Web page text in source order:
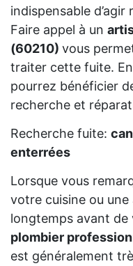
indispensable d’agir
Faire appel à un
(60210) vous
traiter cette fuite.
pourrez bénéficier
recherche et
Recherche fuite:
enterrées
Lorsque vous
votre cuisine ou une
longtemps avant de
plombier
est généralement